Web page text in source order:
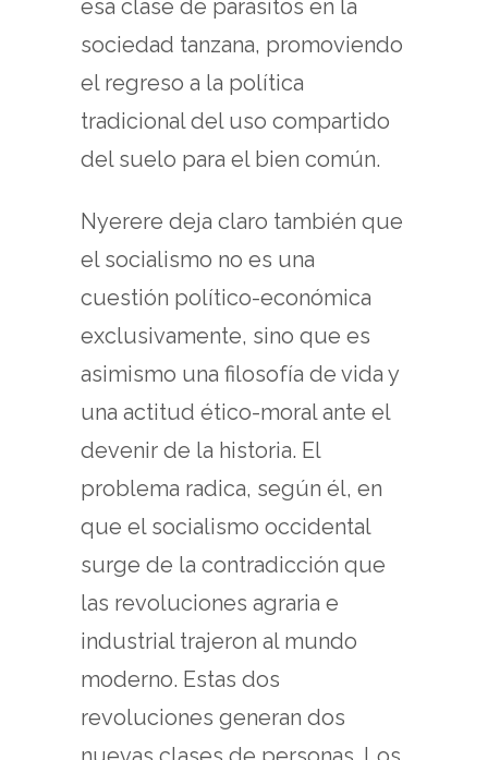
esa clase de parásitos en la
sociedad tanzana, promoviendo
el regreso a la política
tradicional del uso compartido
del suelo para el bien común.
Nyerere deja claro también que
el socialismo no es una
cuestión político-económica
exclusivamente, sino que es
asimismo una filosofía de vida y
una actitud ético-moral ante el
devenir de la historia. El
problema radica, según él, en
que el socialismo occidental
surge de la contradicción que
las revoluciones agraria e
industrial trajeron al mundo
moderno. Estas dos
revoluciones generan dos